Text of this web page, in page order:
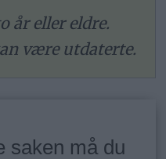
år eller eldre.
være utdaterte.
saken må du